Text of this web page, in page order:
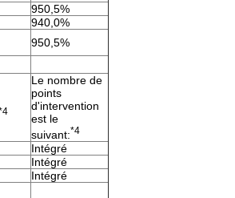
950,5%
940,0%
950,5%
Le nombre de
points
d'intervention
est le
suivant:*4
Intégré
Intégré
Intégré